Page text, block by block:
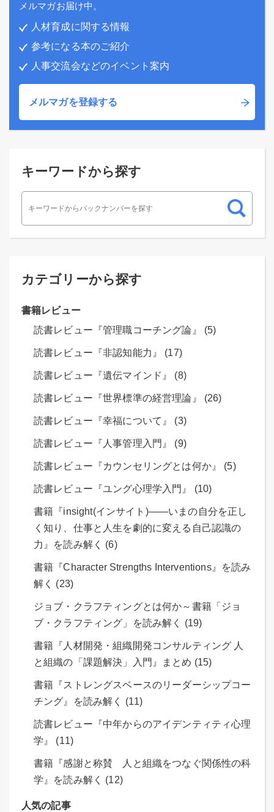
メルマガお届け中。
人材育成に関する情報
参考になる本のご紹介
人事交流会などのイベント案内
メルマガを登録する
キーワードから探す
カテゴリーから探す
書籍レビュー
読書レビュー『管理職コーチング論』 (5)
読書レビュー『非認知能力』 (17)
読書レビュー『遺伝マインド』 (8)
読書レビュー『世界標準の経営理論』 (26)
読書レビュー『幸福について』 (3)
読書レビュー『人事管理入門』 (9)
読書レビュー『カウンセリングとは何か』 (5)
読書レビュー『ユング心理学入門』 (10)
書籍『insight(インサイト)――いまの自分を正し
く知り、仕事と人生を劇的に変える自己認識の
力』を読み解く (6)
書籍『Character Strengths Interventions』を読み
解く (23)
ジョブ・クラフティングとは何か～書籍「ジョ
ブ・クラフティング」を読み解く (19)
書籍『人材開発・組織開発コンサルティング 人
と組織の「課題解決」入門』まとめ (15)
書籍『ストレングスベースのリーダーシップコー
チング』を読み解く (11)
読書レビュー『中年からのアイデンティティ心理
学』 (11)
書籍『感謝と称賛 人と組織をつなぐ関係性の科
学』を読み解く (12)
人気の記事